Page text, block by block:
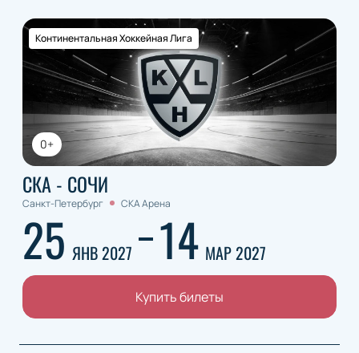
0+
Континентальная Хоккейная Лига
СКА - СОЧИ
Санкт-Петербург СКА Арена
25 ЯНВ 2027 14 МАР 2027
Купить билеты